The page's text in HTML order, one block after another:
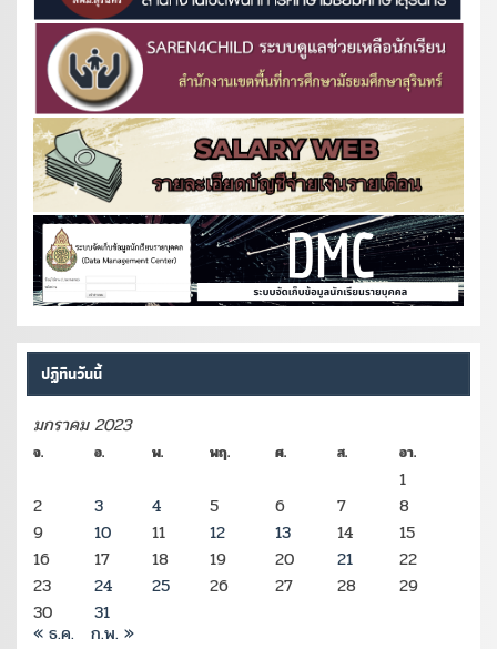
ปฏิทินวันนี้
มกราคม 2023
จ. อ. พ. พฤ. ศ. ส. อา.
1
2
3 4 5 6 7
8
9
10 11 12 13 14
15
16
17 18 19 20 21
22
23
24 25 26 27 28
29
30
31
« ธ.ค. ก.พ. »